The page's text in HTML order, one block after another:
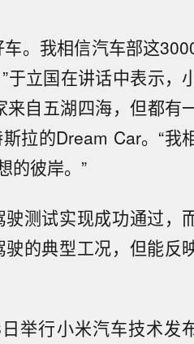
。我相信汽车部这
于立国在讲话中表示，
自五湖四海，但都有
拉的Dream Car。“我
的彼岸。”
测试实现成功通过，
的典型工况，但能反
举行小米汽车技术发